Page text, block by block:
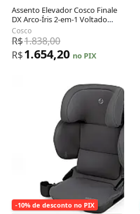
Assento Elevador Cosco Finale
DX Arco-Íris 2-em-1 Voltado
para Painel 18 a 45 kg
Cosco
R$1.838,00
R$1.654,20 no PIX
-10% de desconto no PIX
Adicionar ao carrinho